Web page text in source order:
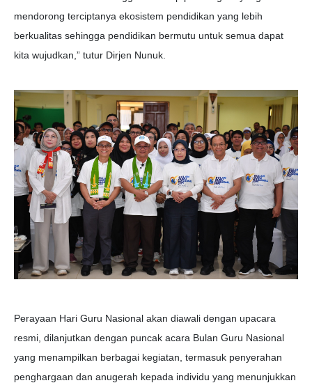
mendorong terciptanya ekosistem pendidikan yang lebih
berkualitas sehingga pendidikan bermutu untuk semua dapat
kita wujudkan,” tutur Dirjen Nunuk.
Perayaan Hari Guru Nasional akan diawali dengan upacara
resmi, dilanjutkan dengan puncak acara Bulan Guru Nasional
yang menampilkan berbagai kegiatan, termasuk penyerahan
penghargaan dan anugerah kepada individu yang menunjukkan